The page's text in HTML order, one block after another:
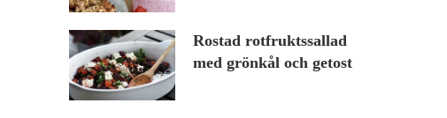
Rostad rotfruktssallad
med grönkål och getost